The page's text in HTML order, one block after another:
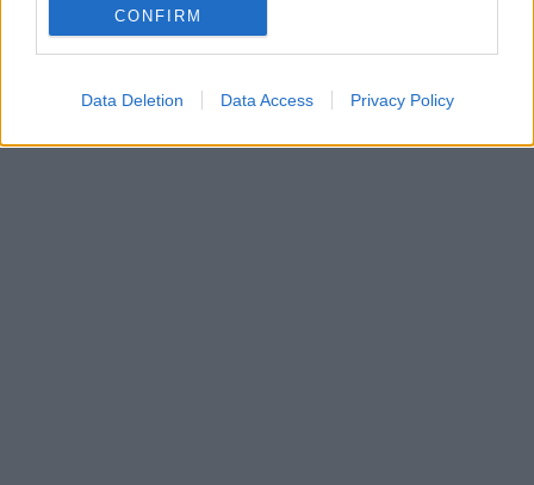
CONFIRM
Data Deletion Data Access Privacy Policy